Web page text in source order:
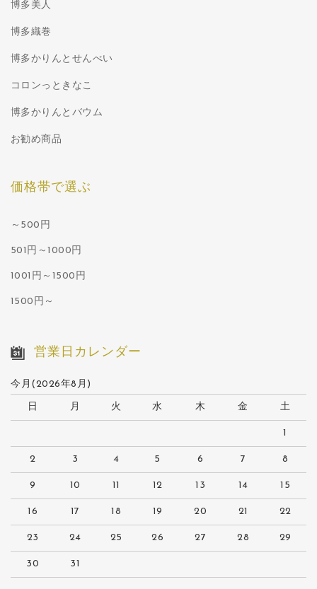
博多美人
博多織巻
博多かりんとせんべい
コロンっときなこ
博多かりんとバウム
お勧め商品
価格帯で選ぶ
～500円
501円～1000円
1001円～1500円
1500円～
営業日カレンダー
今月(2026年8月)
日 月 火 水 木 金 土
1
2 3 4 5 6 7 8
9 10 11 12 13 14 15
16 17 18 19 20 21 22
23 24 25 26 27 28 29
30 31